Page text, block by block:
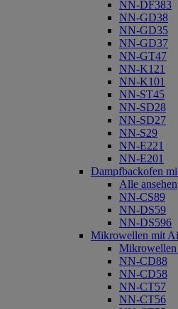
NN-DF383
NN-GD38
NN-GD35
NN-GD37
NN-GT47
NN-K121
NN-K101
NN-ST45
NN-SD28
NN-SD27
NN-S29
NN-E221
NN-E201
Dampfbackofen
Alle ansehen
NN-CS89
NN-DS59
NN-DS596
Mikrowellen mit
NN-CD88
NN-CD58
NN-CT57
NN-CT56